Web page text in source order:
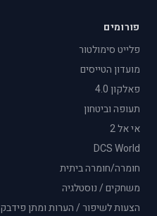
פורומים
פלייט סימולטור
מועדון הטייסים
פאלקון 4.0
תעופה וביטחון
אי אל 2
DCS World
חומרה/חומרה ביתית
משחקים / נוסטלגיה
הצעות לשיפור / הערות ומתן פידבק